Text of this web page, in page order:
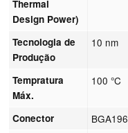
Thermal
Design Power)
Tecnologia de
Produção
10 nm
Tempratura
Máx.
100 °C
Conector